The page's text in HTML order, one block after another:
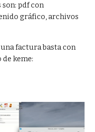
pdf con
gráfico, archivos
factura basta con
keme: